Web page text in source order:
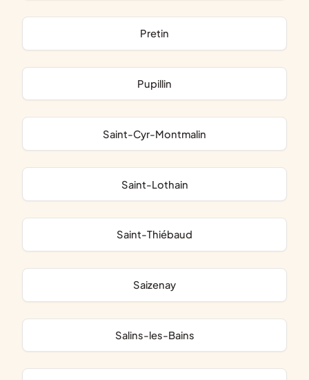
Pretin
Pupillin
Saint-Cyr-Montmalin
Saint-Lothain
Saint-Thiébaud
Saizenay
Salins-les-Bains